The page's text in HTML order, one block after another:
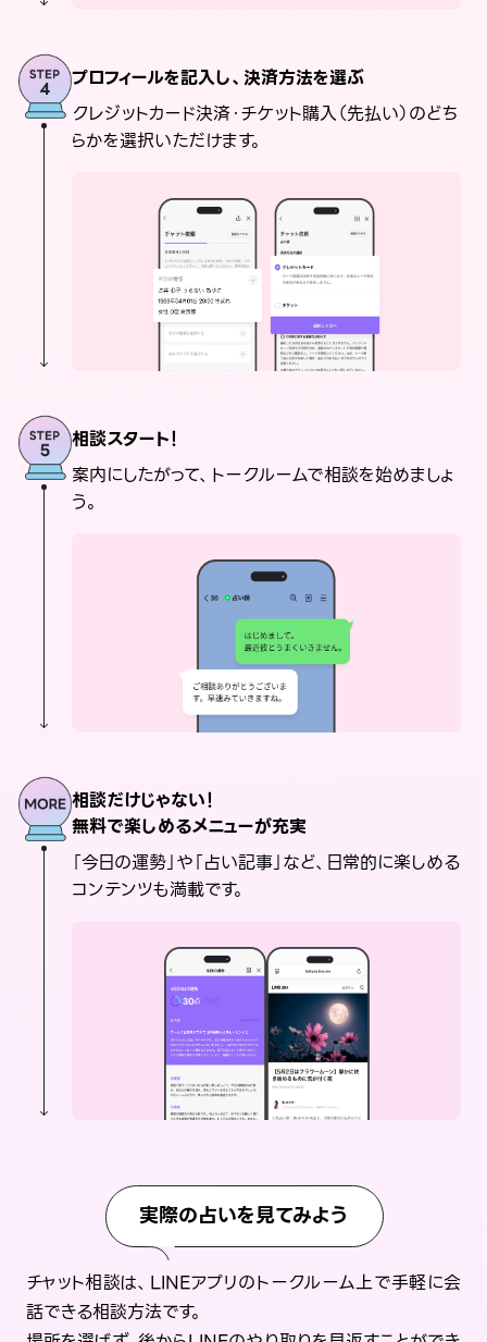
プロフィールを記入し、決済方法を選ぶ
クレジットカード決済・チケット購入（先払い）のどち
らかを選択いただけます。
相談スタート！
案内にしたがって、トークルームで相談を始めましょ
う。
相談だけじゃない！
無料で楽しめるメニューが充実
「今日の運勢」や「占い記事」など、日常的に楽しめる
コンテンツも満載です。
実際の占いを見てみよう
チャット相談は、LINEアプリのトークルーム上で手軽に会
話できる相談方法です。